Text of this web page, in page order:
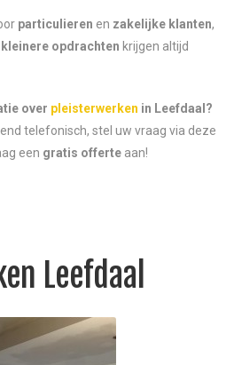
particulieren en zakelijke klanten,
kleinere opdrachten krijgen altijd
over pleisterwerken in Leefdaal?
telefonisch, stel uw vraag via deze
een gratis offerte aan!
Leefdaal